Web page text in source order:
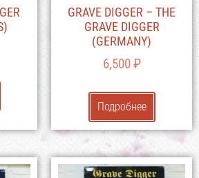
GRAVE DIGGER – THE
GRAVE DIGGER
(GERMANY)
6,500₽
Подробнее